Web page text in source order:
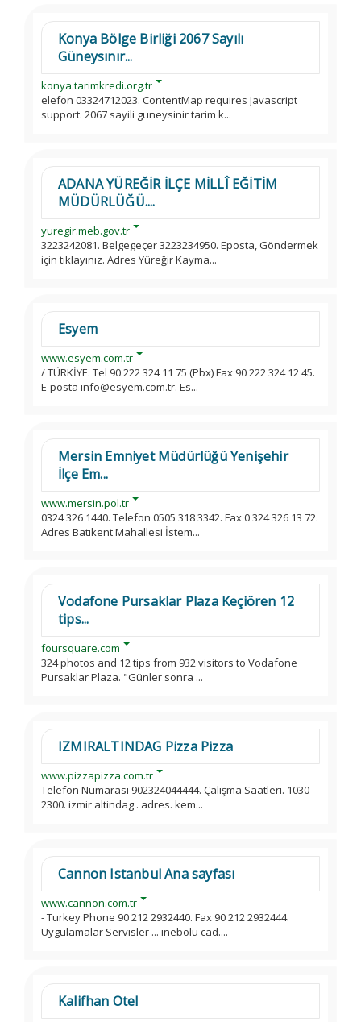
Konya Bölge Birliği 2067 Sayılı
Güneysınır...
konya.tarimkredi.org.tr
elefon 03324712023. ContentMap requires Javascript
support. 2067 sayili guneysinir tarim k...
ADANA YÜREĞİR İLÇE MİLLÎ EĞİTİM
MÜDÜRLÜĞÜ....
yuregir.meb.gov.tr
3223242081. Belgegeçer 3223234950. Eposta, Göndermek
için tıklayınız. Adres Yüreğir Kayma...
Esyem
www.esyem.com.tr
/ TÜRKİYE. Tel 90 222 324 11 75 (Pbx) Fax 90 222 324 12 45.
E-posta info@esyem.com.tr. Es...
Mersin Emniyet Müdürlüğü Yenişehir
İlçe Em...
www.mersin.pol.tr
0324 326 1440. Telefon 0505 318 3342. Fax 0 324 326 13 72.
Adres Batıkent Mahallesi İstem...
Vodafone Pursaklar Plaza Keçiören 12
tips...
foursquare.com
324 photos and 12 tips from 932 visitors to Vodafone
Pursaklar Plaza. "Günler sonra ...
IZMIRALTINDAG Pizza Pizza
www.pizzapizza.com.tr
Telefon Numarası 902324044444. Çalışma Saatleri. 1030 -
2300. izmir altindag . adres. kem...
Cannon Istanbul Ana sayfası
www.cannon.com.tr
- Turkey Phone 90 212 2932440. Fax 90 212 2932444.
Uygulamalar Servisler ... inebolu cad....
Kalifhan Otel